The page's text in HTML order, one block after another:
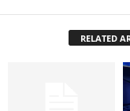
RELATED